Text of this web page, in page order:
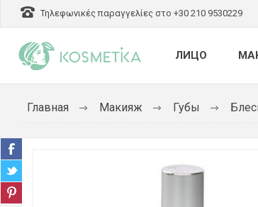
Τηλεφωνικές παραγγελίες στο +30 210 9530229
ЛИЦО
Главная Макияж Губы